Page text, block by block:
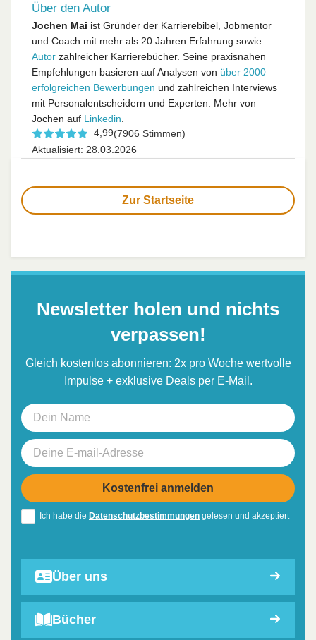
Über den Autor
Jochen Mai ist Gründer der Karrierebibel, Jobmentor
und Coach mit mehr als 20 Jahren Erfahrung sowie
Autor zahlreicher Karrierebücher. Seine praxisnahen
Empfehlungen basieren auf Analysen von über 2000
erfolgreichen Bewerbungen und zahlreichen Interviews
mit Personalentscheidern und Experten. Mehr von
Jochen auf Linkedin
4,99(7906 Stimmen)
Aktualisiert: 28.03.2026
Zur Startseite
Newsletter holen und nichts
verpassen!
Gleich kostenlos abonnieren: 2x pro Woche wertvolle
Impulse + exklusive Deals per E-Mail.
Ich habe die Datenschutzbestimmungen gelesen und akzeptiert
Über uns
Bücher